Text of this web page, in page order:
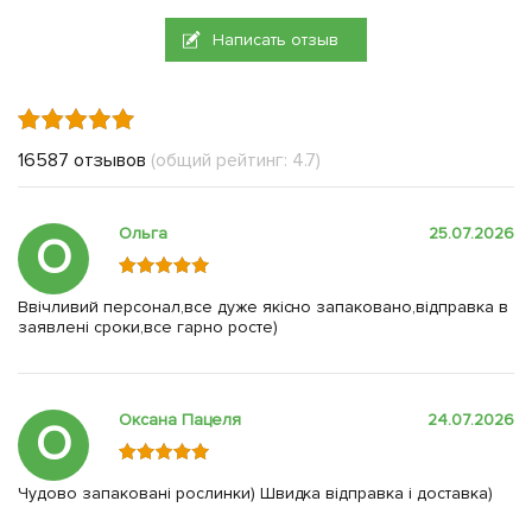
Написать отзыв
16587 отзывов (общий рейтинг: 4.7)
О Ольга 25.07.2026
Ввічливий персонал,все дуже якісно запаковано,відправка в
заявлені сроки,все гарно росте)
О Оксана Пацеля 24.07.2026
Чудово запаковані рослинки) Швидка відправка і доставка)